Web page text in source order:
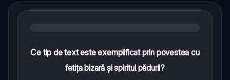
Ce tip de text este exemplificat prin povestea cu
fetița bizară și spiritul pădurii?